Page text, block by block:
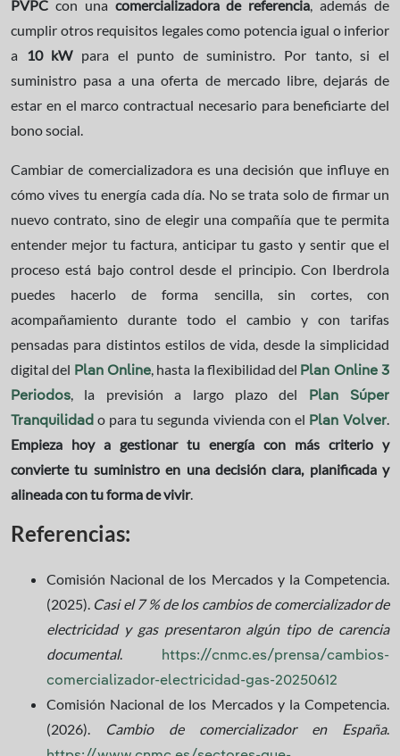
PVPC con una comercializadora de referencia, además de
cumplir otros requisitos legales como potencia igual o inferior
a 10 kWpara el punto de suministro. Por tanto, si el
suministro pasa a una oferta de mercado libre, dejarás de
estar en el marco contractual necesario para beneficiarte del
bono social.
Cambiar de comercializadora es una decisión que influye en
cómo vives tu energía cada día. No se trata solo de firmar un
nuevo contrato, sino de elegir una compañía que te permita
entender mejor tu factura, anticipar tu gasto y sentir que el
proceso está bajo control desde el principio. Con Iberdrola
puedes hacerlo de forma sencilla, sin cortes, con
acompañamiento durante todo el cambio y con tarifas
pensadas para distintos estilos de vida, desde la simplicidad
digital del Plan Online, hasta la flexibilidad del Plan Online 3
Periodos, la previsión a largo plazo del
Plan Súper
Tranquilidad o para tu segunda vivienda con el Plan Volver.
Empieza hoy a gestionar tu energía con más criterio y
convierte tu suministro en una decisión clara, planificada y
alineada con tu forma de vivir.
Referencias:
Comisión Nacional de los Mercados y la Competencia.
(2025). Casi el 7 % de los cambios de comercializador de
electricidad y gas presentaron algún tipo de carencia
documental.
https://cnmc.es/prensa/cambios-
comercializador-electricidad-gas-20250612
Comisión Nacional de los Mercados y la Competencia.
(2026).
Cambio de comercializador en España.